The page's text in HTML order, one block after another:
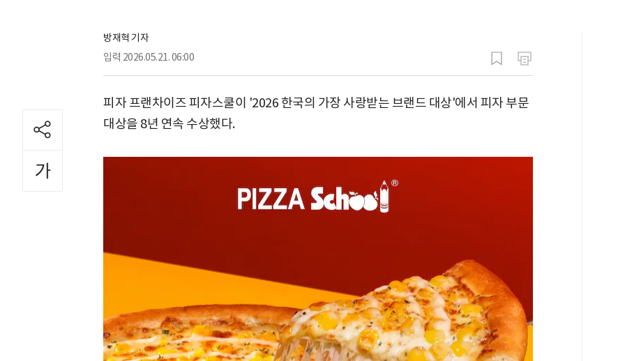
방재혁 기자
입력 2026.05.21. 06:00
피자 프랜차이즈 피자스쿨이 '2026 한국의 가장 사랑받는 브랜드 대상'에서 피자 부문
대상을 8년 연속 수상했다.